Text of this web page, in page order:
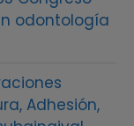
odontología
Adhesión,